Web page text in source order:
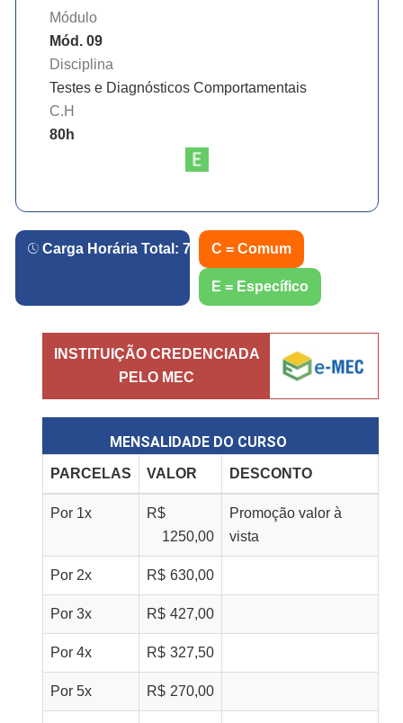
Módulo
Mód. 09
Disciplina
Testes e Diagnósticos Comportamentais
C.H
80h
Carga Horária Total: 720 h.
C = Comum
E = Específico
INSTITUIÇÃO CREDENCIADA
PELO MEC
MENSALIDADE DO CURSO
PARCELAS VALOR DESCONTO
Por 1x
R$
1250,00
Promoção valor à
vista
Por 2x R$ 630,00
Por 3x R$ 427,00
Por 4x R$ 327,50
Por 5x R$ 270,00